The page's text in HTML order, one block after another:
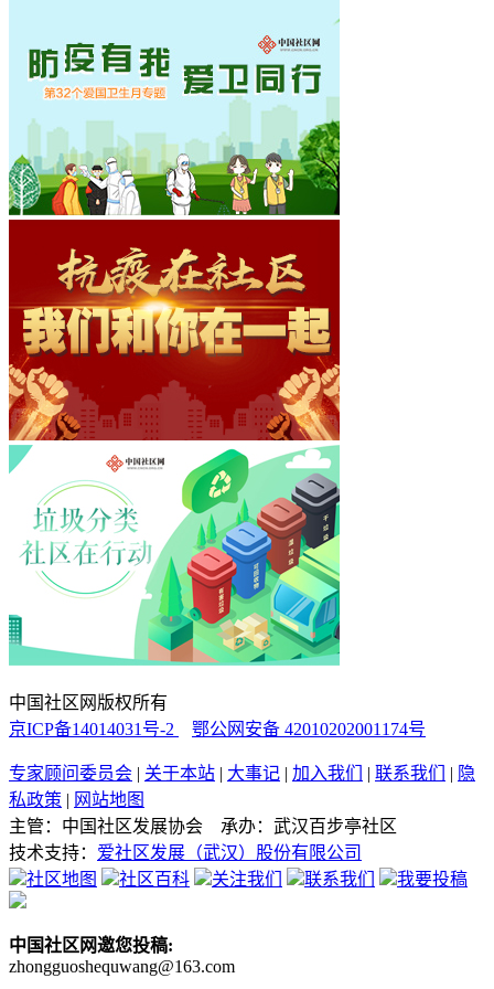
中国社区网版权所有
京ICP备14014031号-2
鄂公网安备 42010202001174号
专家顾问委员会 关于本站 大事记 加入我们 联系我们
隐
私政策
网站地图
主管：中国社区发展协会 承办：武汉百步亭社区
技术支持： 爱社区发展（武汉）股份有限公司
社区地图
社区百科 关注我们 联系我们 我要投稿
中国社区网邀您投稿:
zhongguoshequwang@163.com